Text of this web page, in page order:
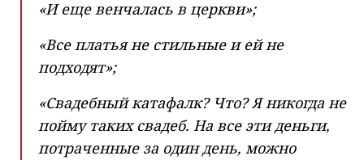
«И еще венчалась в церкви»;
«Все платья не стильные и ей не
подходят»;
«Свадебный катафалк? Что? Я никогда не
пойму таких свадеб. На все эти деньги,
потраченные за один день, можно